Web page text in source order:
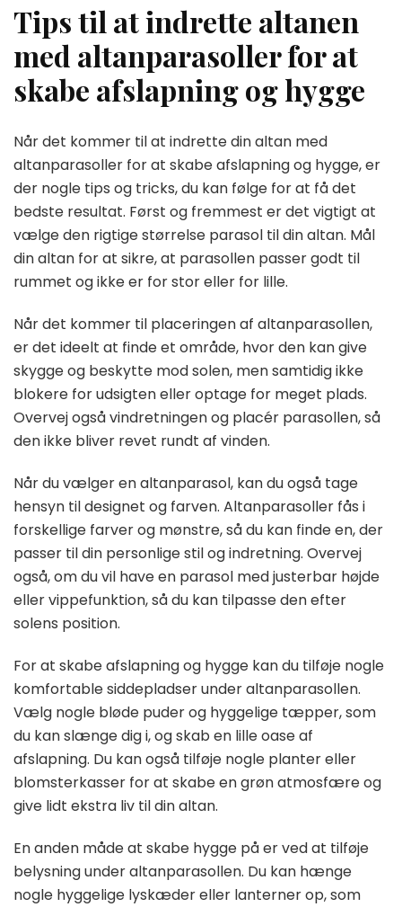
Tips til at indrette altanen
med altanparasoller for at
skabe afslapning og hygge
Når det kommer til at indrette din altan med
altanparasoller for at skabe afslapning og hygge, er
der nogle tips og tricks, du kan følge for at få det
bedste resultat. Først og fremmest er det vigtigt at
vælge den rigtige størrelse parasol til din altan. Mål
din altan for at sikre, at parasollen passer godt til
rummet og ikke er for stor eller for lille.
Når det kommer til placeringen af altanparasollen,
er det ideelt at finde et område, hvor den kan give
skygge og beskytte mod solen, men samtidig ikke
blokere for udsigten eller optage for meget plads.
Overvej også vindretningen og placér parasollen, så
den ikke bliver revet rundt af vinden.
Når du vælger en altanparasol, kan du også tage
hensyn til designet og farven. Altanparasoller fås i
forskellige farver og mønstre, så du kan finde en, der
passer til din personlige stil og indretning. Overvej
også, om du vil have en parasol med justerbar højde
eller vippefunktion, så du kan tilpasse den efter
solens position.
For at skabe afslapning og hygge kan du tilføje nogle
komfortable siddepladser under altanparasollen.
Vælg nogle bløde puder og hyggelige tæpper, som
du kan slænge dig i, og skab en lille oase af
afslapning. Du kan også tilføje nogle planter eller
blomsterkasser for at skabe en grøn atmosfære og
give lidt ekstra liv til din altan.
En anden måde at skabe hygge på er ved at tilføje
belysning under altanparasollen. Du kan hænge
nogle hyggelige lyskæder eller lanterner op, som